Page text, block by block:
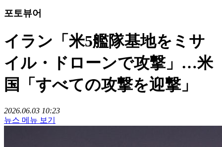
포토뷰어
イラン「米5艦隊基地をミサ
イル・ドローンで攻撃」…米
国「すべての攻撃を迎撃」
2026.06.03 10:23
뉴스 메뉴 보기